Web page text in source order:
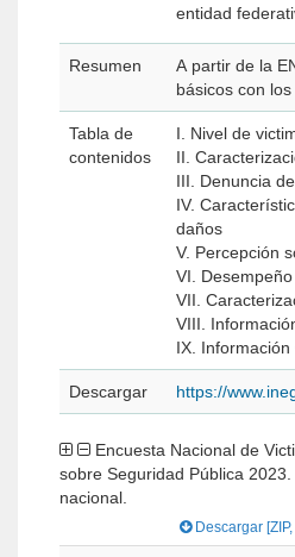
entidad
Resumen
A partir de la
básicos con
Tabla de
contenidos
I. Nivel de
II.
III. Denuncia
IV.
daños
V. Percepción
VI.
VII.
VIII.
IX.
Descargar https://
sobre Seguridad Pública
nacional.
Descargar